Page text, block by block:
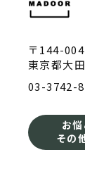
〒144-
東京都大
03-3742-
お
その